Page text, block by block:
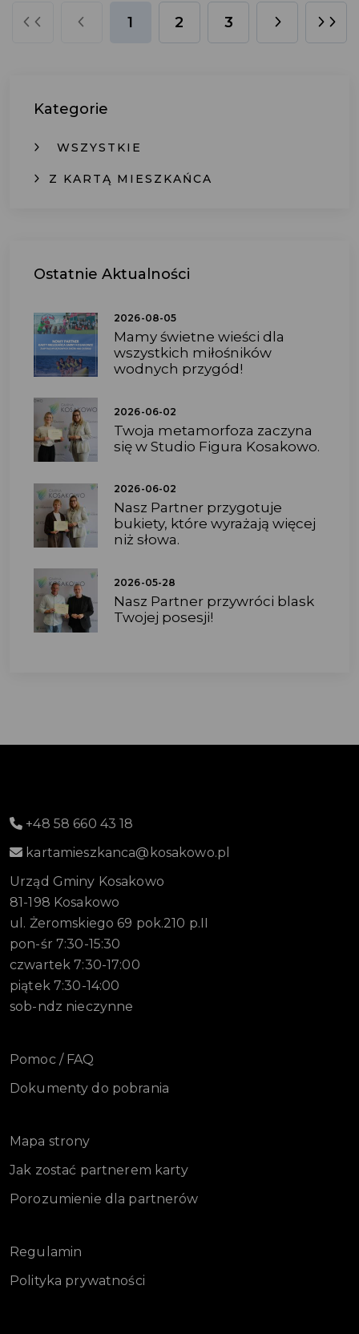
1 2 3
Kategorie
WSZYSTKIE
Z KARTĄ MIESZKAŃCA
Ostatnie Aktualności
2026-08-05
Mamy świetne wieści dla
wszystkich miłośników
wodnych przygód!
2026-06-02
Twoja metamorfoza zaczyna
się w Studio Figura Kosakowo.
2026-06-02
Nasz Partner przygotuje
bukiety, które wyrażają więcej
niż słowa.
2026-05-28
Nasz Partner przywróci blask
Twojej posesji!
+48 58 660 43 18
kartamieszkanca@kosakowo.pl
Urząd Gminy Kosakowo
81-198 Kosakowo
ul. Żeromskiego 69 pok.210 p.II
pon-śr 7:30-15:30
czwartek 7:30-17:00
piątek 7:30-14:00
sob-ndz nieczynne
Pomoc / FAQ
Dokumenty do pobrania
Mapa strony
Jak zostać partnerem karty
Porozumienie dla partnerów
Regulamin
Polityka prywatności